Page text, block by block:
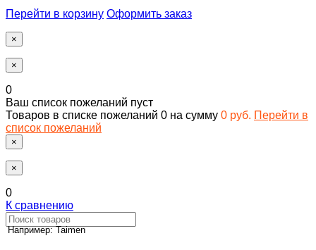
Перейти в корзину Оформить заказ
×
×
0
Ваш список пожеланий пуст
Товаров в списке пожеланий 0 на сумму 0 руб. Перейти в
список пожеланий
×
×
0
К сравнению
Например: Taimen